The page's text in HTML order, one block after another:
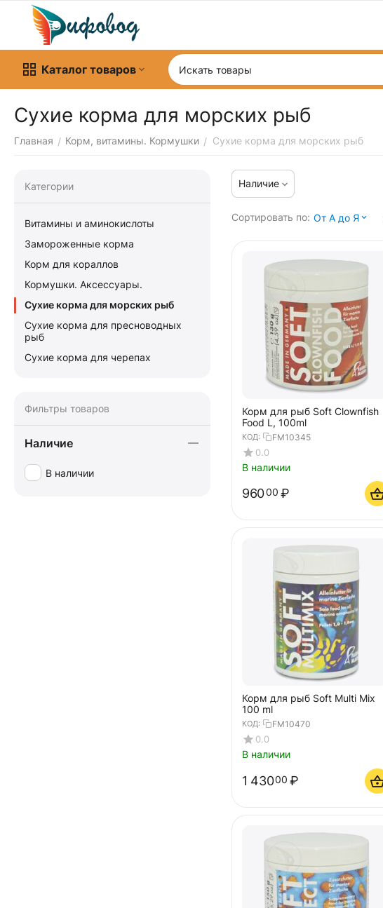
Каталог товаров
Сухие корма для морских рыб
Главная / Корм, витамины. Кормушки / Сухие корма для морских рыб
Наличие
Сортировать по: От А до Я
Корм для рыб Soft Clownfish
Food L, 100ml
КОД: FM10345
0.0
В наличии
96000 ₽
Корм для рыб Soft Multi Mix
100 ml
КОД: FM10470
0.0
В наличии
1 43000 ₽
Категории
Витамины и аминокислоты
Замороженные корма
Корм для кораллов
Кормушки. Аксессуары.
Сухие корма для морских рыб
Сухие корма для пресноводных
рыб
Сухие корма для черепах
Фильтры товаров
Наличие
В наличии